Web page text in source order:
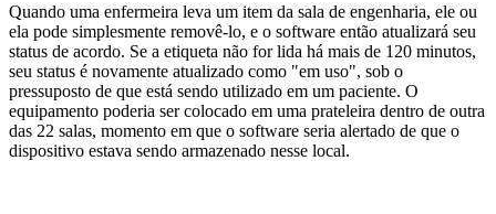
Quando uma enfermeira leva um item da sala de engenharia, ele ou
ela pode simplesmente removê-lo, e o software então atualizará seu
status de acordo. Se a etiqueta não for lida há mais de 120 minutos,
seu status é novamente atualizado como "em uso", sob o
pressuposto de que está sendo utilizado em um paciente. O
equipamento poderia ser colocado em uma prateleira dentro de outra
das 22 salas, momento em que o software seria alertado de que o
dispositivo estava sendo armazenado nesse local.